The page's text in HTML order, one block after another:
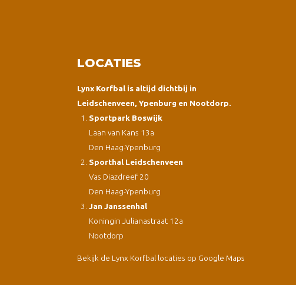
LOCATIES
Lynx Korfbal is altijd dichtbij in
Leidschenveen, Ypenburg en Nootdorp.
Sportpark Boswijk
Laan van Kans 13a
Den Haag-Ypenburg
Sporthal Leidschenveen
Vas Diazdreef 20
Den Haag-Ypenburg
Jan Janssenhal
Koningin Julianastraat 12a
Nootdorp
Bekijk de Lynx Korfbal locaties op Google Maps